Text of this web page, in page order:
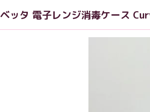
ベッタ 電子レンジ消毒ケース